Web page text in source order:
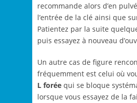
recommande alors d’en
l’entrée de la clé ainsi que
Patientez par la suite
puis essayez à nouveau
Un autre cas de figure
fréquemment est celui où
L forée qui se bloque
lorsque vous essayez de la